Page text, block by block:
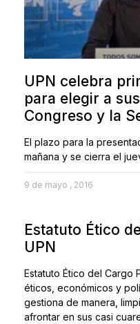
UPN celebra
para elegir a
Congreso y la
El plazo para la
mañana y se cierra el
9 de mayo , 2016
Estatuto Ético
UPN
Estatuto Ético del Cargo
éticos, económicos y
gestiona de manera,
afrontar en sus casi